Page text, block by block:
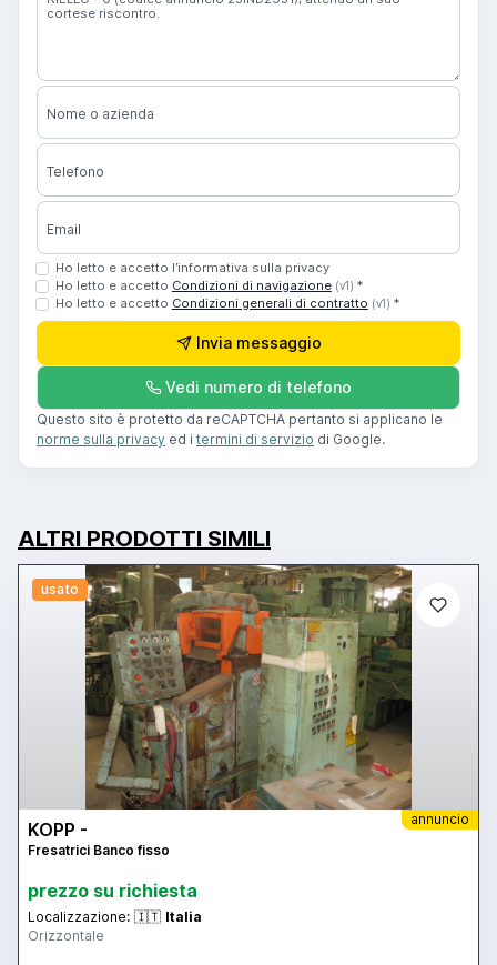
Nome o azienda
Telefono
Email
Ho letto e accetto l’informativa sulla privacy
Ho letto e accetto Condizioni di navigazione (v1) *
Ho letto e accetto Condizioni generali di contratto (v1) *
Invia messaggio
Vedi numero di telefono
Questo sito è protetto da reCAPTCHA pertanto si applicano le
norme sulla privacy ed i termini di servizio di Google.
ALTRI PRODOTTI SIMILI
usato
annuncio
KOPP -
Fresatrici Banco fisso
prezzo su richiesta
Localizzazione: 🇮🇹 Italia
Orizzontale